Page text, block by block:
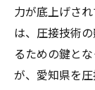
力が底上げさ
は、圧接技術
るための鍵と
が、愛知県を